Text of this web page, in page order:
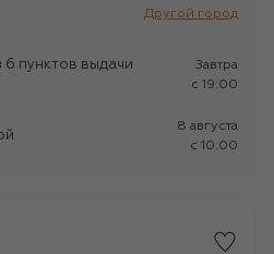
Другой город
6 пунктов выдачи
Завтра
c 19:00
8 августа
c 10:00